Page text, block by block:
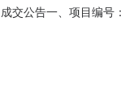
交公告一、项目编
称服务范围服务要